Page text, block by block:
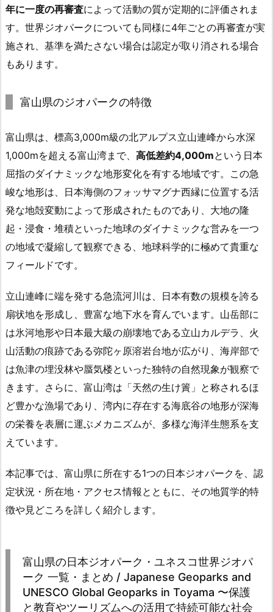
年に一度の再審査によって活動の質が定期的に評価されま
す。世界ジオパークについても同様に4年ごとの再審査が実
施され、基準を満たさない場合は認定が取り消される場合
もあります。
富山県のジオパークの特徴
富山県は、標高3,000m級の北アルプス立山連峰から水深
1,000mを超える富山湾まで、 高低差約4,000mという日本
屈指のダイナミックな地形変化を有する地域です。この急
峻な地形は、日本海側のフォッサマグナ西縁に位置する活
発な地殻変動によって形成されたものであり、大地の隆
起・浸食・堆積といった地球のダイナミックな営みを一つ
の地域で凝縮して観察できる、地球科学的に極めて貴重な
フィールドです。
立山連峰に端を発する急流河川は、日本有数の規模を誇る
扇状地を形成し、豊富な地下水を育んでいます。山岳部に
は氷河地形や日本最大級の崩壊地である立山カルデラ、火
山活動の痕跡である弥陀ヶ原溶岩台地が広がり、海岸部で
は魚津の埋没林や蜃気楼といった独特の自然現象が観察で
きます。さらに、富山湾は「天然の生け簀」と称されるほ
ど豊かな漁場であり、湾内に存在する海底谷の地形が深海
の栄養を表層に運ぶメカニズムが、多様な海洋生態系を支
えています。
本記事では、富山県に所在する1つの日本ジオパークを、認
定状況・所在地・アクセス情報とともに、その地質学的特
徴や見どころを詳しく紹介します。
富山県の日本ジオパーク・ユネスコ世界ジオパ
ーク 一覧・まとめ / Japanese Geoparks and
UNESCO Global Geoparks in Toyama 〜保護
と教育やツーリズムへの活用で持続可能な社会